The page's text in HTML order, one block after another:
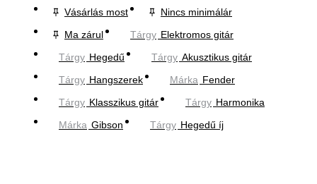
Vásárlás most
Nincs minimálár
Ma zárul
Tárgy Elektromos gitár
Tárgy Hegedű Tárgy Akusztikus gitár
Tárgy Hangszerek Márka Fender
Tárgy Klasszikus gitár Tárgy Harmonika
Márka Gibson Tárgy Hegedű íj